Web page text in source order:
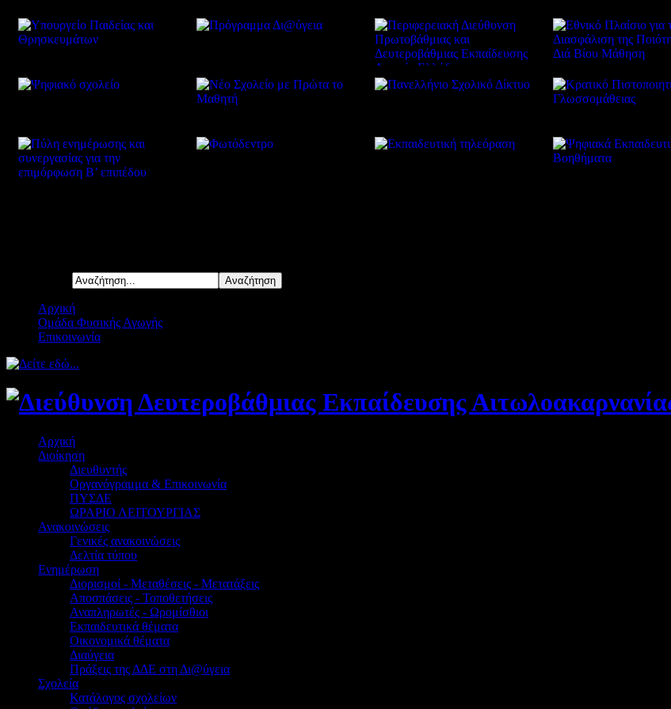
Αρχική
Ομάδα Φυσικής Αγωγής
Επικοινωνία
Αρχική
Διοίκηση
Διευθυντής
Οργανόγραμμα & Επικοινωνία
ΠΥΣΔΕ
ΩΡΑΡΙΟ ΛΕΙΤΟΥΡΓΙΑΣ
Ανακοινώσεις
Γενικές ανακοινώσεις
Δελτία τύπου
Ενημέρωση
Διορισμοί - Μεταθέσεις - Μετατάξεις
Αποσπάσεις - Τοποθετήσεις
Αναπληρωτές - Ωρομίσθιοι
Εκπαιδευτικά θέματα
Οικονομικά θέματα
Διαύγεια
Πράξεις της ΔΔΕ στη Δι@ύγεια
Σχολεία
Κατάλογος σχολείων